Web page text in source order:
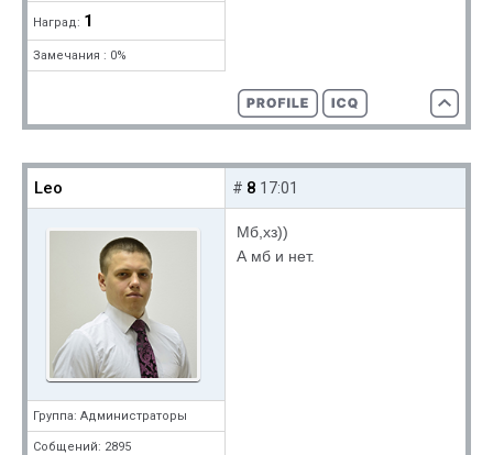
Наград: 1
Замечания : 0%
Leo
Группа: Администраторы
Собщений: 2895
# 8 17:01
Мб,хз))
А мб и нет.